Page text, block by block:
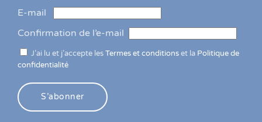
E-mail
Confirmation de l’e-mail
J’ai lu et j’accepte lesTermes et conditionset la Politique de
confidentialité
S’abonner